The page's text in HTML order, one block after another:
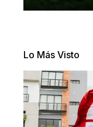
Lo Más Visto